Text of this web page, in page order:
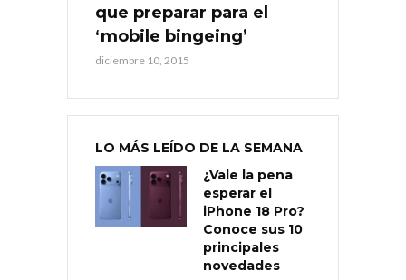
que preparar para el
‘mobile bingeing’
diciembre 10, 2015
LO MÁS LEÍDO DE LA SEMANA
¿Vale la pena
esperar el
iPhone 18 Pro?
Conoce sus 10
principales
novedades